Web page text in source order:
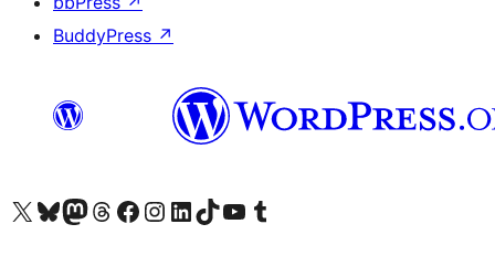
BuddyPress ↗
Bezoek ons X (voorheen Twitter) account
Bezoek ons Bluesky account
Bezoek ons Mastodon account
Bezoek ons Threads account
Onze Facebook pagina bezoeken
Bezoek ons Instagram account
Bezoek ons LinkedIn account
Bezoek ons TikTok account
Bezoek ons YouTube kanaalBezoek ons Tumblr account